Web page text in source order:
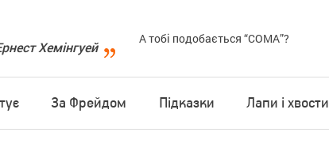
Хемінгуей
А тобі подобається “COMA”?
За Фрейдом Підказки Лапи і хвости